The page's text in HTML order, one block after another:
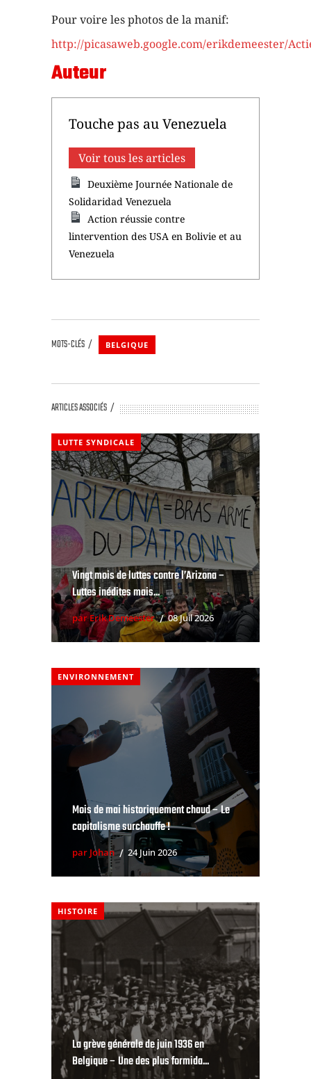
Pour voire les photos de la manif:
http://picasaweb.google.com/erikdemeester/
Auteur
Touche pas au Venezuela
Voir tous les articles
Deuxième Journée Nationale de
Solidaridad Venezuela
Action réussie contre
lintervention des USA en Bolivie et au
Venezuela
MOTS-CLÉS BELGIQUE
ARTICLES ASSOCIÉS
LUTTE SYNDICALE
Vingt mois de luttes contre l’Arizona –
Luttes inédites mais...
par Erik Demeester 08 Juil 2026
ENVIRONNEMENT
Mois de mai historiquement chaud – Le
capitalisme surchauffe !
par Johan 24 Juin 2026
HISTOIRE
La grève générale de juin 1936 en
Belgique – Une des plus formida...